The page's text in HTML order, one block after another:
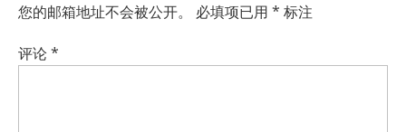
您的邮箱地址不会被公开。 必填项已用 * 标注
评论*